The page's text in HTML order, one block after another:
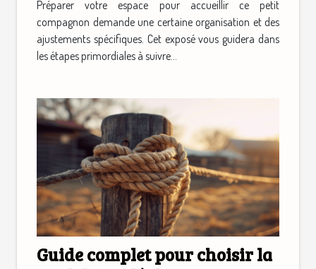
Préparer votre espace pour accueillir ce petit
compagnon demande une certaine organisation et des
ajustements spécifiques. Cet exposé vous guidera dans
les étapes primordiales à suivre...
Guide complet pour choisir la